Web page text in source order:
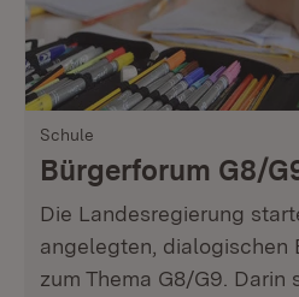
Schule
Bürgerforum G8/
Die Landesregierung
angelegten, dialogischen
zum Thema G8/G9. Darin